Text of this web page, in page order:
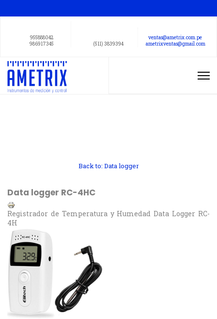
955888042
986917345
(511) 3839394
ventas@ametrix.com.pe
ametrixventas@gmail.com
Back to: Data logger
Data logger RC-4HC
Registrador de Temperatura y Humedad Data Logger RC-
4H